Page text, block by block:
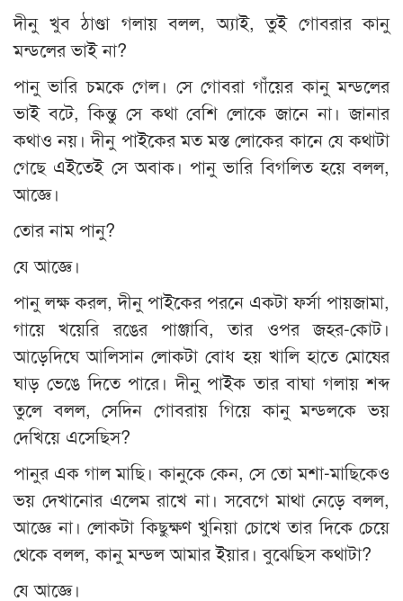
দীনু খুব ঠাণ্ডা গলায় বলল, অ্যাই, তুই গোবরার কানু
মন্ডলের ভাই না?
পানু ভারি চমকে গেল। সে গোবরা গাঁয়ের কানু মন্ডলের
ভাই বটে, কিন্তু সে কথা বেশি লোকে জানে না। জানার
কথাও নয়। দীনু পাইকের মত মস্ত লোকের কানে যে কথাটা
গেছে এইতেই সে অবাক। পানু ভারি বিগলিত হয়ে বলল,
আজ্ঞে।
তোর নাম পানু?
যে আজ্ঞে।
পানু লক্ষ করল, দীনু পাইকের পরনে একটা ফর্সা পায়জামা,
গায়ে খয়েরি রঙের পাঞ্জাবি, তার ওপর জহর-কোট।
আড়েদিঘে আলিসান লোকটা বোধ হয় খালি হাতে মোষের
ঘাড় ভেঙে দিতে পারে। দীনু পাইক তার বাঘা গলায় শব্দ
তুলে বলল, সেদিন গোবরায় গিয়ে কানু মন্ডলকে ভয়
দেখিয়ে এসেছিস?
পানুর এক গাল মাছি। কানুকে কেন, সে তো মশা-মাছিকেও
ভয় দেখানোর এলেম রাখে না। সবেগে মাথা নেড়ে বলল,
আজ্ঞে না। লোকটা কিছুক্ষণ খুনিয়া চোখে তার দিকে চেয়ে
থেকে বলল, কানু মন্ডল আমার ইয়ার। বুঝেছিস কথাটা?
যে আজ্ঞে।